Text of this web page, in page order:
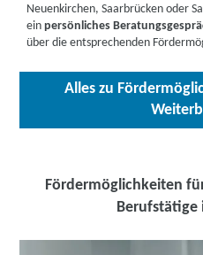
Neuenkirchen, Saarbrücken oder
einpersönliches
über die entsprechenden
Alles zu
Fördermöglichkeiten
Berufstätige